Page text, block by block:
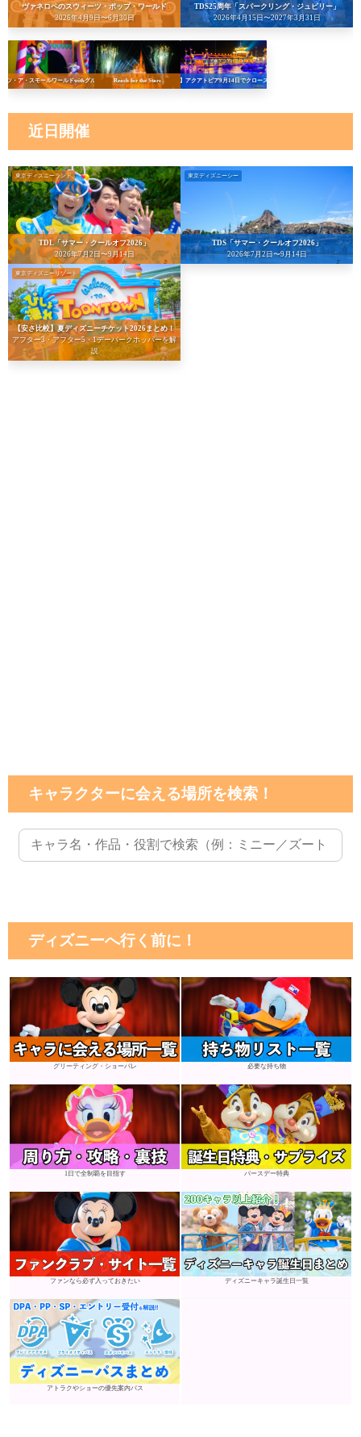
ヴァネロペのスウィーツ・ポップ・ワールド
2026年4月9日〜6月30日
TDS25周年「スパークリング・ジュビリー」
2026年4月15日〜2027年3月31日
ッツ・ア・スモールワールドwithグルート Reach for the Stars 【悲報】アクアトピア9月14日でクローズへ…！
近日開催
東京ディズニーランド
TDL「サマー・クールオフ2026」
2026年7月2日〜9月14日
東京ディズニーシー
TDS「サマー・クールオフ2026」
2026年7月2日〜9月14日
東京ディズニーリゾート
【安さ比較】夏ディズニーチケット2026まとめ！
アフター3・アフター5・1デーパークホッパーを解
説
キャラクターに会える場所を検索！
ディズニーへ行く前に！
グリーティング・ショーパレ 必要な持ち物
1日で全制覇を目指す バースデー特典
ファンなら必ず入っておきたい ディズニーキャラ誕生日一覧
アトラクやショーの優先案内パス